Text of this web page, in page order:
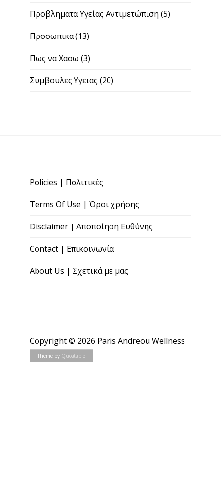
Προβληματα Υγείας Αντιμετώπιση (5)
Προσωπικα(13)
Πως να Χασω (3)
Συμβουλες Υγειας (20)
Policies | Πολιτικές
Terms Of Use | Όροι χρήσης
Disclaimer | Αποποίηση Ευθύνης
Contact | Επικοινωνία
About Us | Σχετικά με μας
Copyright © 2026 Paris Andreou Wellness
Theme by Quoatable